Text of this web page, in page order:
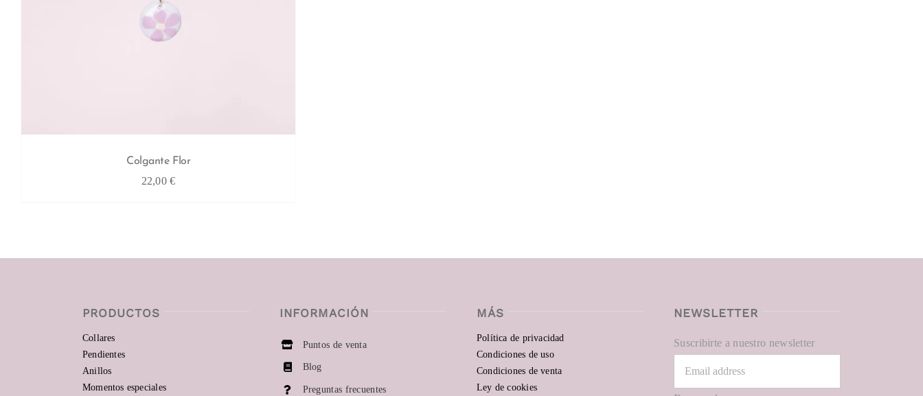
Colgante Flor
22,00€
PRODUCTOS
Collares
Pendientes
Anillos
Momentos especiales
INFORMACIÓN
Puntos de venta
Blog
Preguntas frecuentes
MÁS
Política de privacidad
Condiciones de uso
Condiciones de venta
Ley de cookies
NEWSLETTER
Suscribirte a nuestro newsletter